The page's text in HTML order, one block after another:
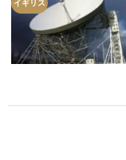
イギリス